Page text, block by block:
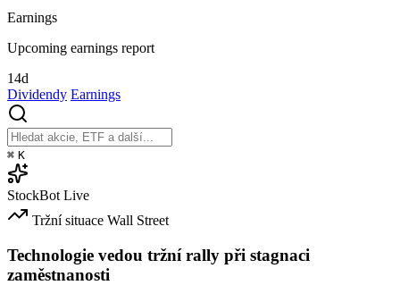
Earnings
Upcoming earnings report
14d
Dividendy Earnings
⌘ K
StockBot Live
Tržní situace Wall Street
Technologie vedou tržní rally při stagnaci
zaměstnanosti